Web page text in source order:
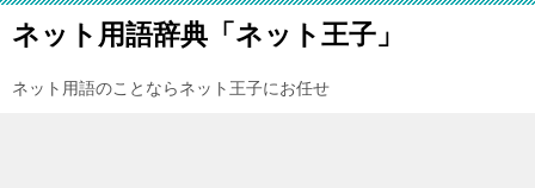
ネット用語辞典「ネット王子」
ネット用語のことならネット王子にお任せ